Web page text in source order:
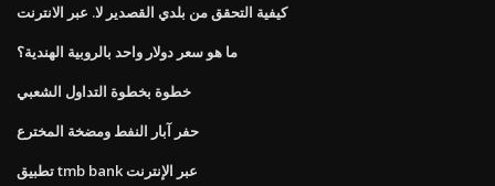
كيفية التحقق من بلدي القصدير لا. عبر الانترنت
ما هو سعر دولار واحد بالروبية الهندية؟
خطوة بخطوة التداول الشعبي
حفر آبار النفط ومضخة المخترع
تطبيق tmb bank عبر الإنترنت